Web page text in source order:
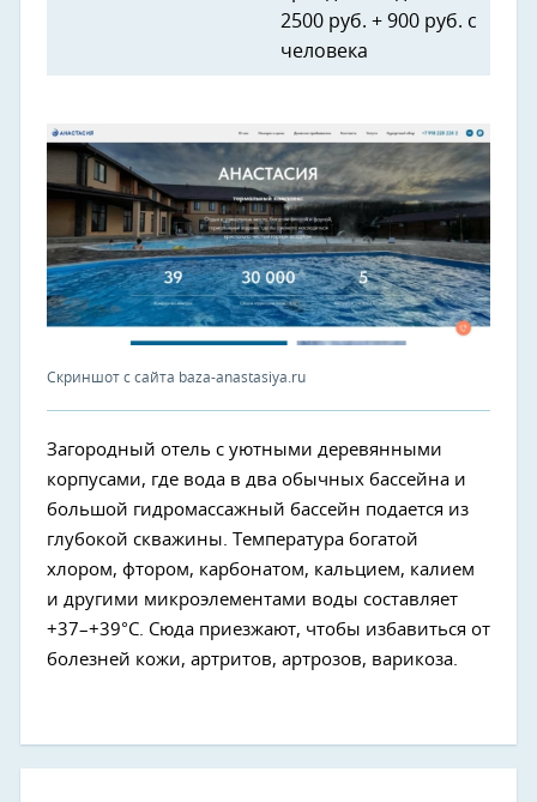
2500 руб. + 900 руб. с
человека
Скриншот с сайта baza-anastasiya.ru
Загородный отель с уютными деревянными
корпусами, где вода в два обычных бассейна и
большой гидромассажный бассейн подается из
глубокой скважины. Температура богатой
хлором, фтором, карбонатом, кальцием, калием
и другими микроэлементами воды составляет
+37–+39°С. Сюда приезжают, чтобы избавиться от
болезней кожи, артритов, артрозов, варикоза.